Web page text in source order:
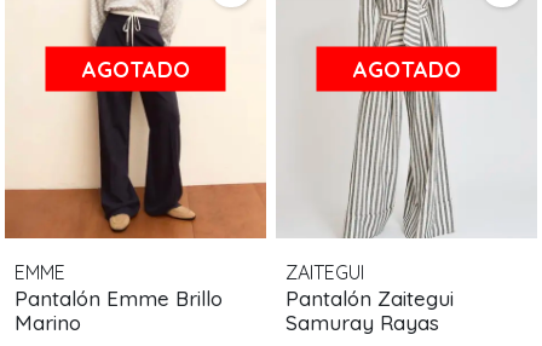
AGOTADO
EMME
Pantalón Emme Brillo
Marino
AGOTADO
ZAITEGUI
Pantalón Zaitegui
Samuray Rayas